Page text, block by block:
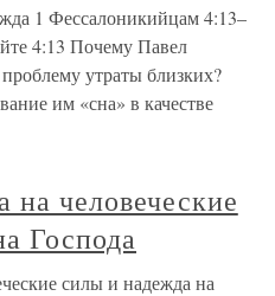
1 Фессалоникийцам 4:13–
4:13 Почему Павел
утраты близких?
им «сна» в качестве
человеческие
Господа
силы и надежда на